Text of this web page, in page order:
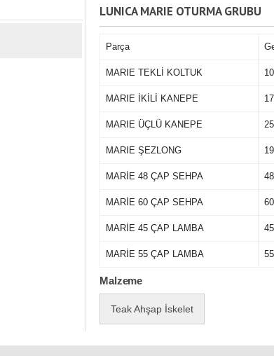
LUNICA MARIE OTURMA GRUBU
Parça
MARIE TEKLİ KOLTUK
MARIE İKİLİ KANEPE
MARIE ÜÇLÜ KANEPE
MARIE ŞEZLONG
MARİE 48 ÇAP SEHPA
MARİE 60 ÇAP SEHPA
MARİE 45 ÇAP LAMBA
MARİE 55 ÇAP LAMBA
Malzeme
Teak Ahşap İskelet